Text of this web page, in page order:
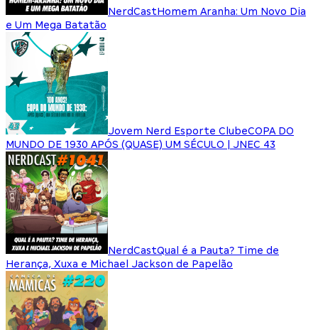
NerdCastHomem Aranha: Um Novo Dia
e Um Mega Batatão
Jovem Nerd Esporte ClubeCOPA DO
MUNDO DE 1930 APÓS (QUASE) UM SÉCULO | JNEC 43
NerdCastQual é a Pauta? Time de
Herança, Xuxa e Michael Jackson de Papelão